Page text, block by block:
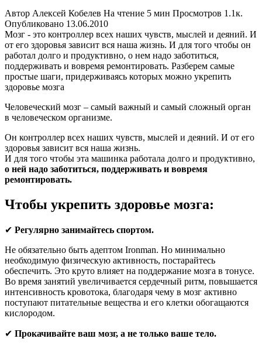
Автор Алексей Кобелев На чтение 5 мин Просмотров 1.1к.
Опубликовано 13.06.2010
Мозг - это контроллер всех наших чувств, мыслей и деяний. И
от его здоровья зависит вся наша жизнь. И для того чтобы он
работал долго и продуктивно, о нем надо заботиться,
поддерживать и вовремя ремонтировать. Разберем самые
простые шаги, придерживаясь которых можно укрепить
здоровье мозга
Человеческий мозг – самый важный и самый сложный орган
в человеческом организме.
Он контроллер всех наших чувств, мыслей и деяний. И от его
здоровья зависит вся наша жизнь.
И для того чтобы эта машинка работала долго и продуктивно,
о ней надо заботиться, поддерживать и вовремя
ремонтировать.
Чтобы укрепить здоровье мозга:
✔ Регулярно занимайтесь спортом.
Не обязательно быть адептом Ironman. Но минимально
необходимую физическую активность, постарайтесь
обеспечить. Это круто влияет на поддержание мозга в тонусе.
Во время занятий увеличивается сердечный ритм, повышается
интенсивность кровотока, благодаря чему в мозг активно
поступают питательные вещества и его клетки обогащаются
кислородом.
✔ Прокачивайте ваш мозг, а не только ваше тело.